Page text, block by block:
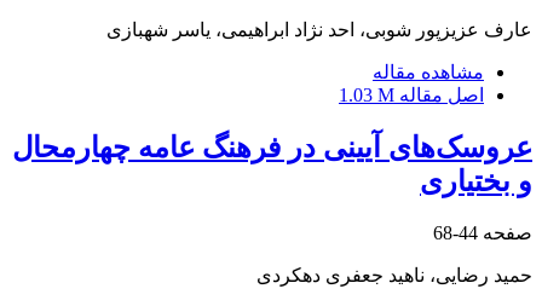
عارف عزیزپور شوبی، احد نژاد ابراهیمی، یاسر شهبازی
مشاهده مقاله
اصل مقاله 1.03 M
عروسک‌های آیینی در فرهنگ عامه چهارمحال
و بختیاری
صفحه 44-68
حمید رضایی، ناهید جعفری دهکردی